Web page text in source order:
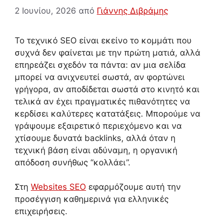
2 Ιουνίου, 2026 από Γιάννης Διβράμης
Το τεχνικό SEO είναι εκείνο το κομμάτι που
συχνά δεν φαίνεται με την πρώτη ματιά, αλλά
επηρεάζει σχεδόν τα πάντα: αν μια σελίδα
μπορεί να ανιχνευτεί σωστά, αν φορτώνει
γρήγορα, αν αποδίδεται σωστά στο κινητό και
τελικά αν έχει πραγματικές πιθανότητες να
κερδίσει καλύτερες κατατάξεις. Μπορούμε να
γράψουμε εξαιρετικό περιεχόμενο και να
χτίσουμε δυνατά backlinks, αλλά όταν η
τεχνική βάση είναι αδύναμη, η οργανική
απόδοση συνήθως “κολλάει”.
Στη Websites SEO εφαρμόζουμε αυτή την
προσέγγιση καθημερινά για ελληνικές
επιχειρήσεις.